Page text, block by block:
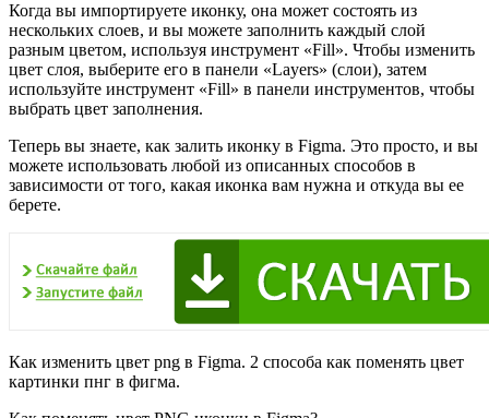
Когда вы импортируете иконку, она может состоять из
нескольких слоев, и вы можете заполнить каждый слой
разным цветом, используя инструмент «Fill». Чтобы изменить
цвет слоя, выберите его в панели «Layers» (слои), затем
используйте инструмент «Fill» в панели инструментов, чтобы
выбрать цвет заполнения.
Теперь вы знаете, как залить иконку в Figma. Это просто, и вы
можете использовать любой из описанных способов в
зависимости от того, какая иконка вам нужна и откуда вы ее
берете.
Как изменить цвет png в Figma. 2 способа как поменять цвет
картинки пнг в фигма.